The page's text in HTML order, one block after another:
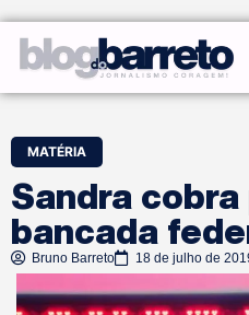
MATÉRIA
Sandra
bancada
Bruno Barreto 18 de julho de